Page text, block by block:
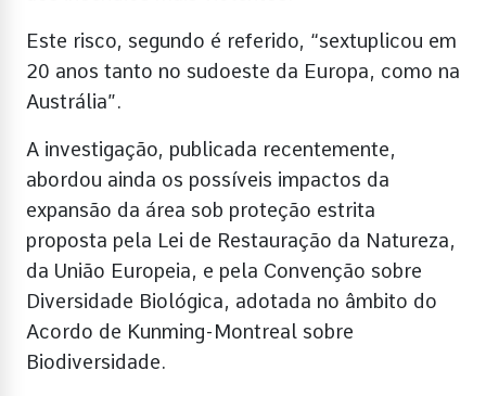
Este risco, segundo é referido, “sextuplicou em
20 anos tanto no sudoeste da Europa, como na
Austrália”.
A investigação, publicada recentemente,
abordou ainda os possíveis impactos da
expansão da área sob proteção estrita
proposta pela Lei de Restauração da Natureza,
da União Europeia, e pela Convenção sobre
Diversidade Biológica, adotada no âmbito do
Acordo de Kunming-Montreal sobre
Biodiversidade.